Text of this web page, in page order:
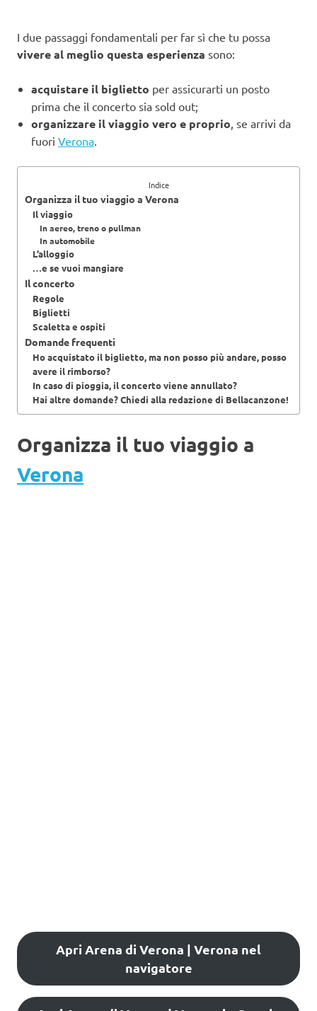
I due passaggi fondamentali per far sì che tu possa
vivere al meglio questa esperienza sono:
acquistare il biglietto per assicurarti un posto
prima che il concerto sia sold out;
organizzare il viaggio vero e proprio, se arrivi da
fuori Verona.
Indice
Organizza il tuo viaggio a Verona
Il viaggio
In aereo, treno o pullman
In automobile
L’alloggio
…e se vuoi mangiare
Il concerto
Regole
Biglietti
Scaletta e ospiti
Domande frequenti
Ho acquistato il biglietto, ma non posso più andare, posso
avere il rimborso?
In caso di pioggia, il concerto viene annullato?
Hai altre domande? Chiedi alla redazione di Bellacanzone!
Organizza il tuo viaggio a
Verona
Apri Arena di Verona | Verona nel
navigatore